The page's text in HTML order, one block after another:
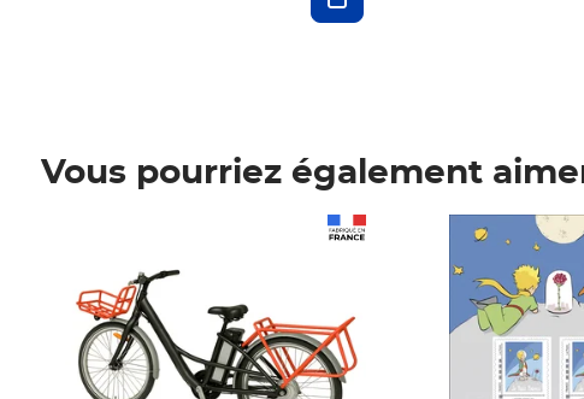
Vous pourriez également
Prix 6,25€ HT